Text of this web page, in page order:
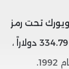
تحت رمز
(ORCL) بنسبة 38.62% ليصل إلى 334.79 دولاراً ،